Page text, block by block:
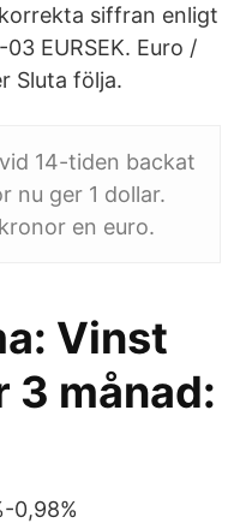
siffran enligt
EURSEK. Euro /
Sluta följa.
14-tiden backat
nu ger 1 dollar.
en euro.
Vinst
3 månad:
0,98%